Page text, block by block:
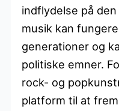
indflydelse på
musik kan
generationer og
politiske emner.
rock- og
platform til at